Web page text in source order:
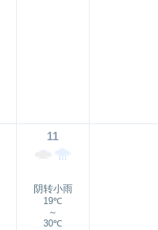
11
阴转小雨
19℃
～
30℃